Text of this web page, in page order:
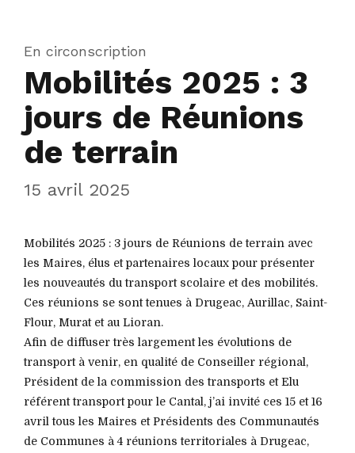
En circonscription
Mobilités 2025 : 3
jours de Réunions
de terrain
15 avril 2025
Mobilités 2025 : 3 jours de Réunions de terrain avec
les Maires, élus et partenaires locaux pour présenter
les nouveautés du transport scolaire et des mobilités.
Ces réunions se sont tenues à Drugeac, Aurillac, Saint-
Flour, Murat et au Lioran.
Afin de diffuser très largement les évolutions de
transport à venir, en qualité de Conseiller régional,
Président de la commission des transports et Elu
référent transport pour le Cantal, j’ai invité ces 15 et 16
avril tous les Maires et Présidents des Communautés
de Communes à 4 réunions territoriales à Drugeac,